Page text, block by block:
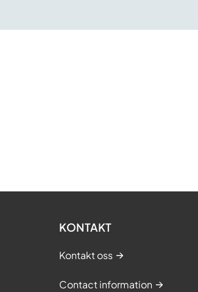
KONTAKT
Kontakt oss
Contact information